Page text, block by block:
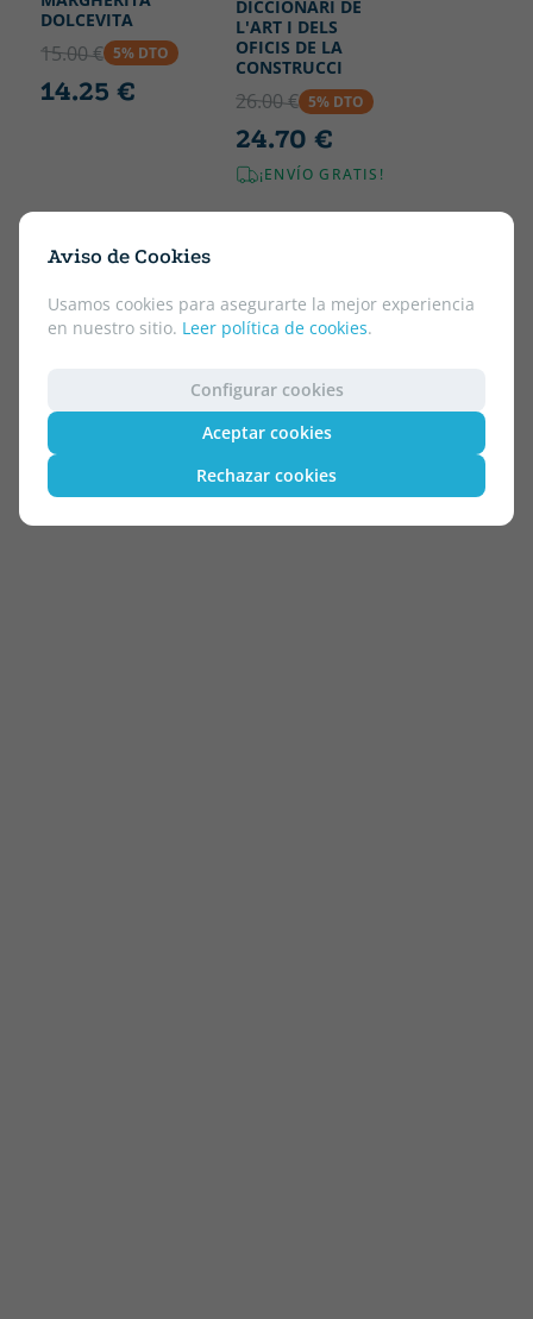
Aviso de Cookies
Usamos cookies para asegurarte la mejor experiencia
en nuestro sitio. Leer política de cookies.
Configurar cookies
Aceptar cookies
Rechazar cookies
DOLCEVITA
15.00 € 5% DTO
14.25 €
DICCIONARI DE
L'ART I DELS
OFICIS DE LA
CONSTRUCCI
26.00 € 5% DTO
24.70 €
¡ENVÍO GRATIS!